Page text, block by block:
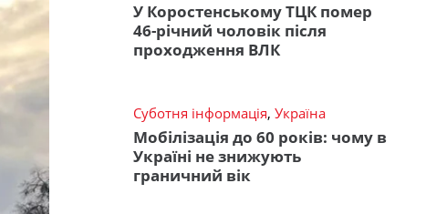
У Коростенському ТЦК помер
46-річний чоловік після
проходження ВЛК
Суботня інформація, Україна
Мобілізація до 60 років: чому в
Україні не знижують
граничний вік